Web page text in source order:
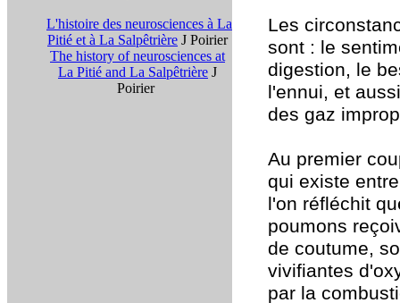
L'histoire des neurosciences à La
Pitié et à La Salpêtrière J Poirier
The history of neurosciences at
La Pitié and La Salpêtrière J
Poirier
Les
sont : le
digestion, le
l'ennui, et
des gaz
Au premier
qui existe
l'on réfléchit
poumons
de coutume,
vivifiantes
par la